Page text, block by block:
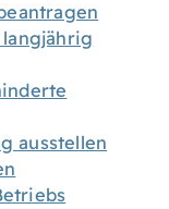
ausstellen